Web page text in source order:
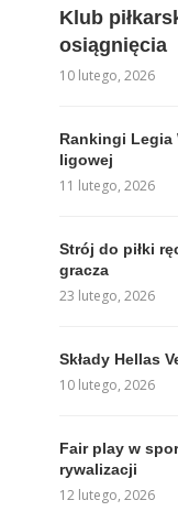
Klub
osiągnięcia
10 lutego, 2026
Rankingi Legia
ligowej
11 lutego, 2026
Strój do piłki
gracza
23 lutego, 2026
Składy Hellas
10 lutego, 2026
Fair play w
rywalizacji
12 lutego, 2026